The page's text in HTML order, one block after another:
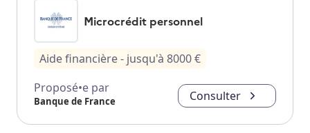
Microcrédit personnel
Aide financière- jusqu'à 8000€
Proposé•e par
Banque de France Consulter